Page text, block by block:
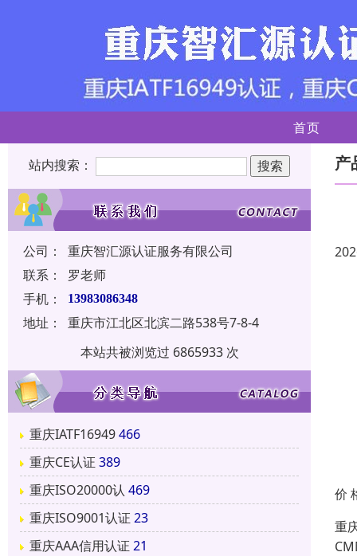
首页
站内搜索：
公司：
重庆智汇源认证服务有限公司
联系：
罗老师
手机：
13983086348
地址：
重庆市江北区北滨二路538号7-8-4
本站共被浏览过 6865933 次
重庆IATF16949466
重庆CE认证 389
重庆ISO20000认 469
重庆ISO9001认证 23
重庆AAA信用认证 21
产
价
重